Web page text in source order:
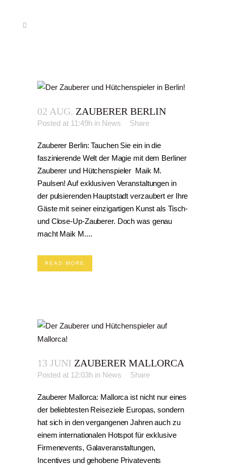
02 AUG. ZAUBERER BERLIN
Posted at 11:49h in News Share
Zauberer Berlin: Tauchen Sie ein in die
faszinierende Welt der Magie mit dem Berliner
Zauberer und Hütchenspieler Maik M.
Paulsen! Auf exklusiven Veranstaltungen in
der pulsierenden Hauptstadt verzaubert er Ihre
Gäste mit seiner einzigartigen Kunst als Tisch-
und Close-Up-Zauberer. Doch was genau
macht Maik M....
READ MORE
13 JUNI ZAUBERER MALLORCA
Posted at 12:03h in News Share
Zauberer Mallorca: Mallorca ist nicht nur eines
der beliebtesten Reiseziele Europas, sondern
hat sich in den vergangenen Jahren auch zu
einem internationalen Hotspot für exklusive
Firmenevents, Galaveranstaltungen,
Incentives und gehobene Privatevents